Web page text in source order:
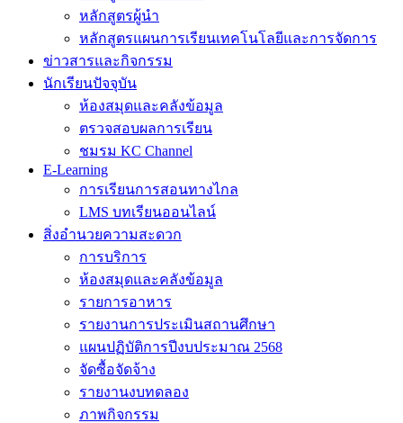
หลักสูตรผู้นำ
หลักสูตรแผนการเรียนเทคโนโลยีและการจัดการ
ข่าวสารและกิจกรรม
นักเรียนปัจจุบัน
ห้องสมุดและคลังข้อมูล
ตรวจสอบผลการเรียน
ชมรม KC Channel
E-Learning
การเรียนการสอนทางไกล
LMS บทเรียนออนไลน์
สิ่งอำนวยความสะดวก
การบริการ
ห้องสมุดและคลังข้อมูล
รายการอาหาร
รายงานการประเมินสถานศึกษา
แผนปฏิบัติการปีงบประมาณ 2568
จัดซื้อจัดจ้าง
รายงานงบทดลอง
ภาพกิจกรรม